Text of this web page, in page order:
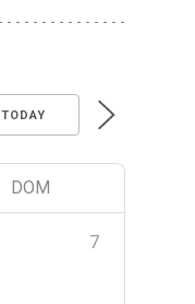
TODAY
DOM
7